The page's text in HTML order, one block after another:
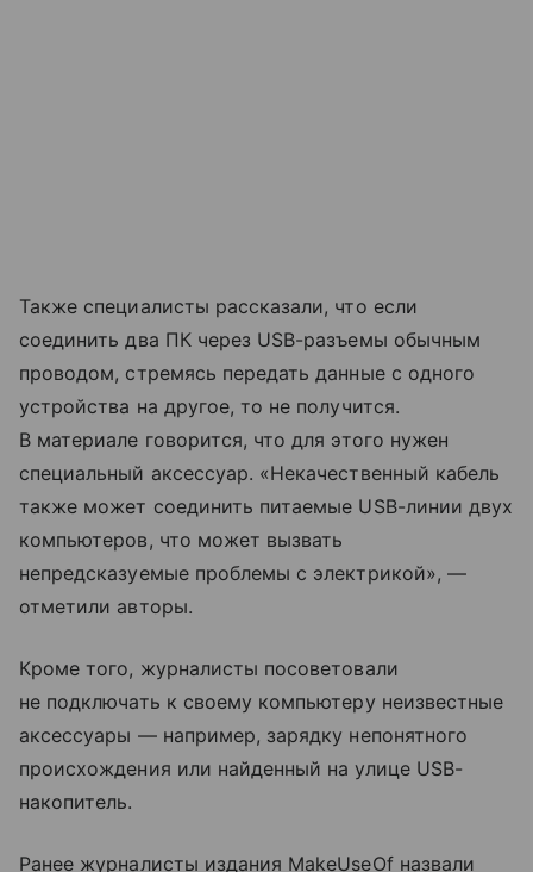
Также специалисты рассказали, что если
соединить два ПК через USB-разъемы обычным
проводом, стремясь передать данные с одного
устройства на другое, то не получится.
В материале говорится, что для этого нужен
специальный аксессуар. «Некачественный кабель
также может соединить питаемые USB-линии двух
компьютеров, что может вызвать
непредсказуемые проблемы с электрикой», —
отметили авторы.
Кроме того, журналисты посоветовали
не подключать к своему компьютеру неизвестные
аксессуары — например, зарядку непонятного
происхождения или найденный на улице USB-
накопитель.
Ранее журналисты издания MakeUseOf назвали